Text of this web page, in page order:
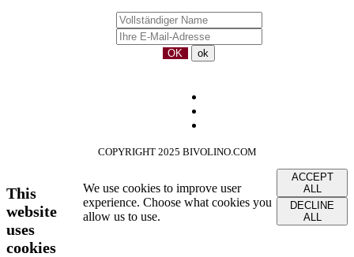
COPYRIGHT 2025 BIVOLINO.COM
This
website
uses
cookies
We use cookies to improve user
experience. Choose what cookies you
allow us to use.
ACCEPT
ALL
DECLINE
ALL